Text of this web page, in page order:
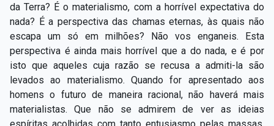
da Terra? É o materialismo, com a horrível expectativa do
nada? É a perspectiva das chamas eternas, às quais não
escapa um só em milhões? Não vos enganeis. Esta
perspectiva é ainda mais horrível que a do nada, e é por
isto que aqueles cuja razão se recusa a admiti-la são
levados ao materialismo. Quando for apresentado aos
homens o futuro de maneira racional, não haverá mais
materialistas. Que não se admirem de ver as ideias